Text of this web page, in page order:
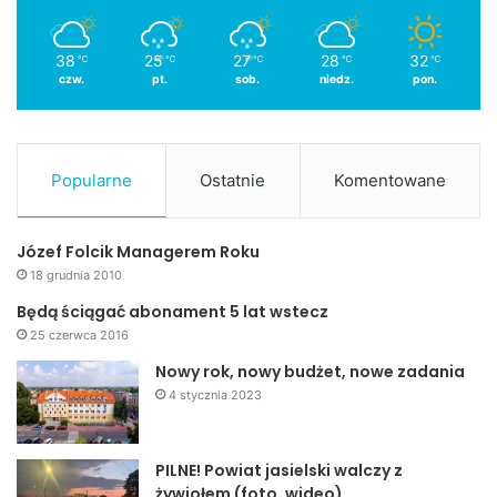
–Dane mi było w życiu być w wojsku 2 lata, a od momentu
założenia JKMiRD współpracować z Wojskową Komendą
Uzupełnień w Jaśle. Cenię sobie to odznaczenie, bo
zostało mi one nadane przez Wojsko Polskie
Biernacki.
38 ℃
czw.
25 ℃
pt.
27 ℃
sob.
28 ℃
niedz.
32 ℃
pon.
Popularne Ostatnie Komentowane
Józef Folcik Managerem Roku
18 grudnia 2010
Będą ściągać abonament 5 lat wstecz
25 czerwca 2016
Nowy rok, nowy budżet, nowe zadania
4 stycznia 2023
PILNE! Powiat jasielski walczy z